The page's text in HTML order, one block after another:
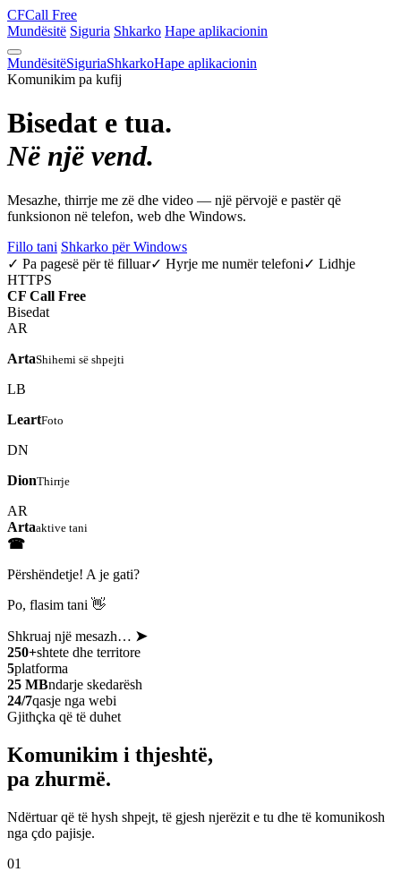
CFCall Free
Mundësitë Siguria Shkarko Hape aplikacionin
MundësitëSiguriaShkarkoHape aplikacionin
Komunikim pa kufij
Bisedat e tua.
Në një vend.
Mesazhe, thirrje me zë dhe video — një përvojë e pastër që
funksionon në telefon, web dhe Windows.
Fillo tani Shkarko për Windows
✓ Pa pagesë për të filluar✓ Hyrje me numër telefoni✓ Lidhje
HTTPS
CF Call Free
Bisedat
AR
ArtaShihemi së shpejti
LB
LeartFoto
DN
DionThirrje
AR
Artaaktive tani
☎
Përshëndetje! A je gati?
Po, flasim tani 👋
Shkruaj një mesazh… ➤
250+shtete dhe territore
5platforma
25 MBndarje skedarësh
24/7qasje nga webi
Gjithçka që të duhet
Komunikim i thjeshtë,
pa zhurmë.
Ndërtuar që të hysh shpejt, të gjesh njerëzit e tu dhe të komunikosh
nga çdo pajisje.
01